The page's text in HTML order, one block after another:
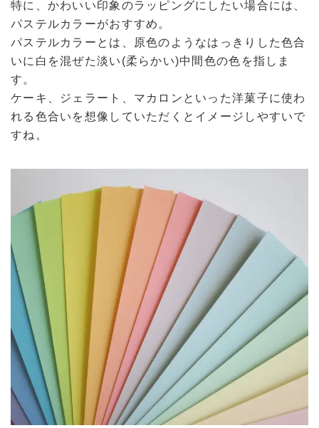
特に、かわいい印象のラッピングにしたい場合には、
パステルカラーがおすすめ。
パステルカラーとは、原色のようなはっきりした色合
いに白を混ぜた淡い(柔らかい)中間色の色を指しま
す。
ケーキ、ジェラート、マカロンといった洋菓子に使わ
れる色合いを想像していただくとイメージしやすいで
すね。